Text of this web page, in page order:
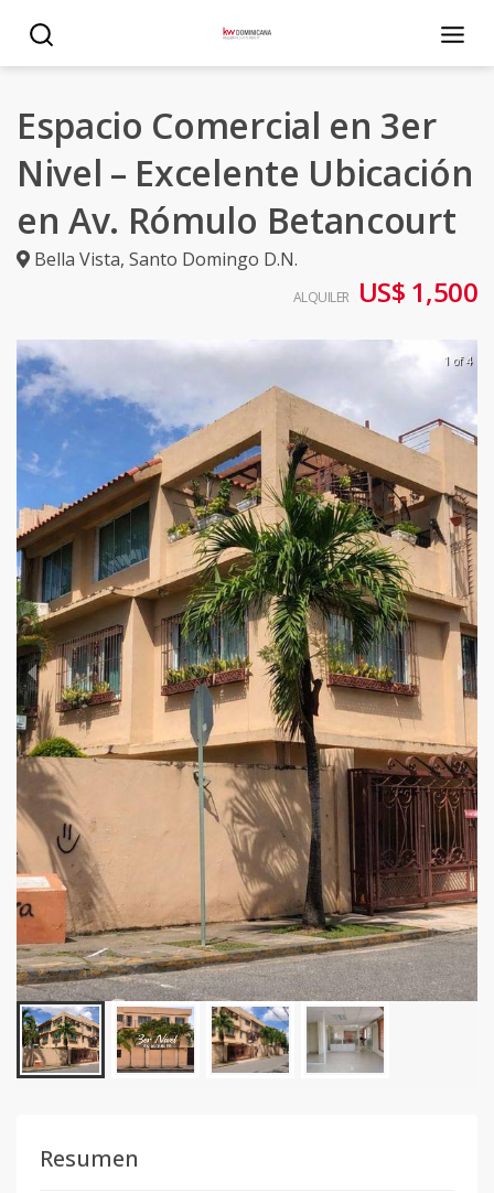
Espacio Comercial en 3er
Nivel – Excelente Ubicación
en Av. Rómulo Betancourt
Bella Vista, Santo Domingo D.N.
ALQUILER US$ 1,500
1 of 4
Resumen